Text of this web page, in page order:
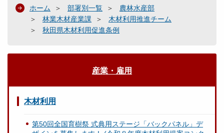
ホーム 部署別一覧
農林水産部
林業木材産業課
木材利用推進チーム
秋田県木材利用促進条例
産業・雇用
木材利用
第50回全国育樹祭 式典用ステージ「バックパネル」デ